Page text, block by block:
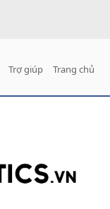
Trợ giúp Trang chủ